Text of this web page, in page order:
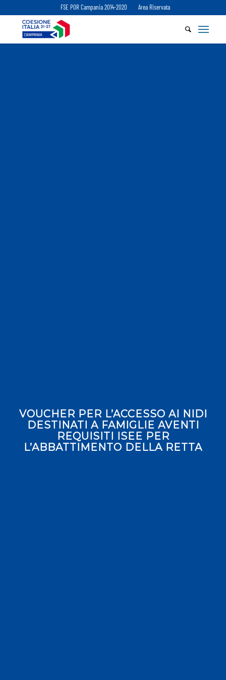
FSE POR Campania 2014-2020 Area Riservata
VOUCHER PER L’ACCESSO AI NIDI
DESTINATI A FAMIGLIE AVENTI
REQUISITI ISEE PER
L’ABBATTIMENTO DELLA RETTA